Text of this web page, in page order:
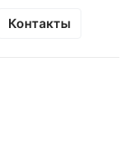
Контакты